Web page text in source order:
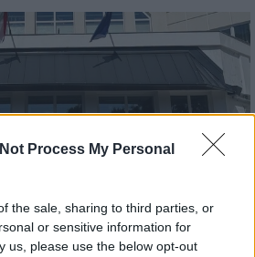
Process My Personal
the sale, sharing to third parties, or
or sensitive information for
us, please use the below opt-out
továbbképzésekkel erősít a